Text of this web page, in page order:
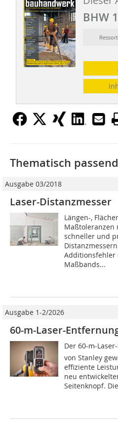
BHW
Thematisch
Ausgabe 03/2018
Laser-Distanzmesser
Längen-,
Maßtoleranzen
schneller und
Additionsfehler
Maßbands...
Ausgabe 1-2/2026
60-m-Laser-
Der 60-m-
von Stanley
effiziente
neu
Seitenknopf.